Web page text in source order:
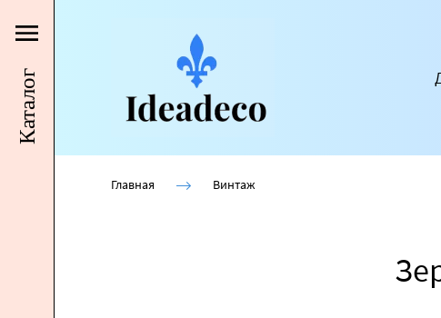
Каталог
Главная Винтаж